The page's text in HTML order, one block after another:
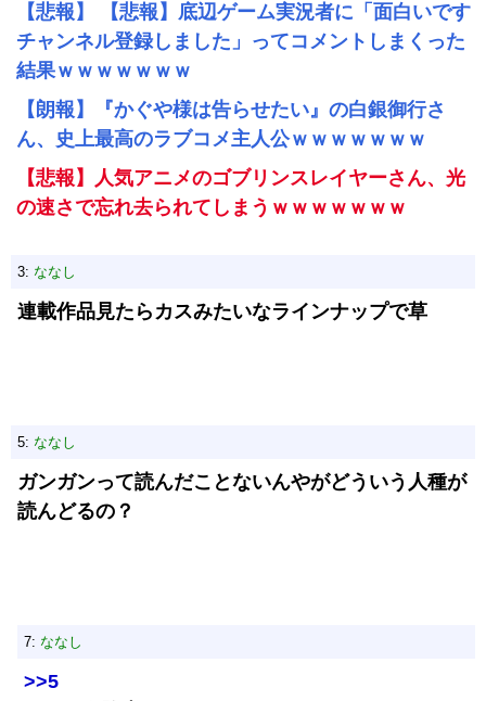
【悲報】 【悲報】底辺ゲーム実況者に「面白いです
チャンネル登録しました」ってコメントしまくった
結果ｗｗｗｗｗｗｗ
【朗報】『かぐや様は告らせたい』の白銀御行さ
ん、史上最高のラブコメ主人公ｗｗｗｗｗｗｗ
【悲報】人気アニメのゴブリンスレイヤーさん、光
の速さで忘れ去られてしまうｗｗｗｗｗｗｗ
3: ななし
連載作品見たらカスみたいなラインナップで草
5: ななし
ガンガンって読んだことないんやがどういう人種が
読んどるの？
7: ななし
>>5